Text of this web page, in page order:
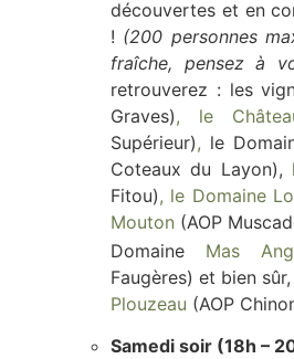
découvertes et en
! (200 personnes
fraîche, pensez à
retrouverez : les
Graves), le
Supérieur), le
Coteaux du Layon),
Fitou), le Domaine
Mouton (AOP
Domaine Mas
Faugères) et bien
Plouzeau (AOP
Samedi soir (18h –